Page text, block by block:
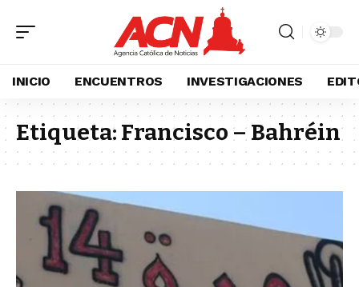
INICIO ENCUENTROS INVESTIGACIONES
Etiqueta: Francisco – Bahréin